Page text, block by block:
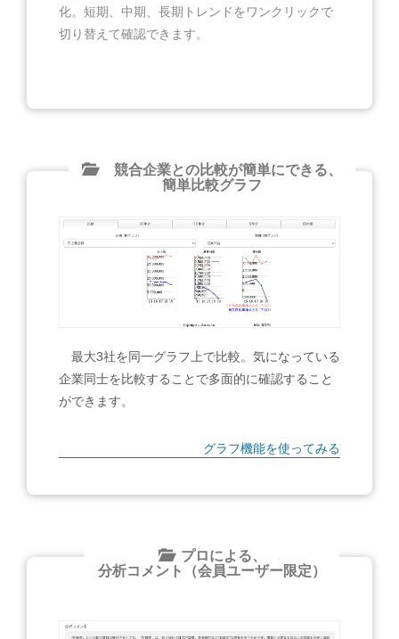
化。短期、中期、長期トレンドをワンクリックで
切り替えて確認できます。
競合企業との比較が簡単にできる、
簡単比較グラフ
最大3社を同一グラフ上で比較。気になっている
企業同士を比較することで多面的に確認すること
ができます。
グラフ機能を使ってみる
プロによる、
分析コメント（会員ユーザー限定）